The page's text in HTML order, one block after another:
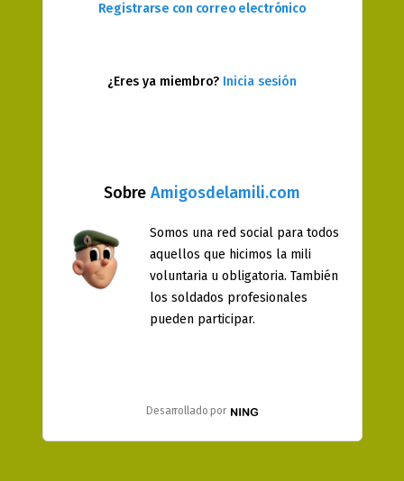
Sobre Amigosdelamili.com
Somos una red social para todos
aquellos que hicimos la mili
voluntaria u obligatoria. También
los soldados profesionales
pueden participar.
Desarrollado por
Registrarse con correo electrónico
¿Eres ya miembro? Inicia sesión